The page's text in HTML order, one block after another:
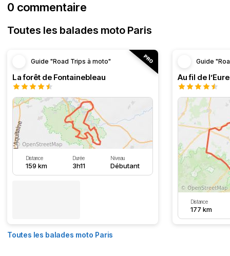
0 commentaire
Toutes les balades moto Paris
Guide "Road Trips à moto"
La forêt de Fontainebleau
Distance
159 km
Durée
3h11
Niveau
Débutant
Guide
Au fil de l’Eure
Distance
177 km
Toutes les balades moto Paris